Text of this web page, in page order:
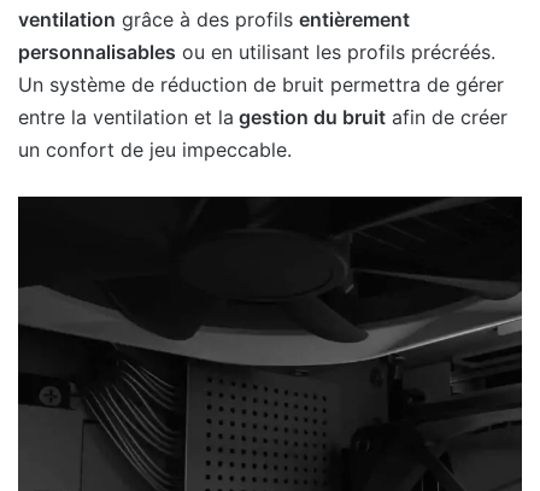
ventilation grâce à des profils entièrement
personnalisables ou en utilisant les profils précréés.
Un système de réduction de bruit permettra de gérer
entre la ventilation et la gestion du bruit afin de créer
un confort de jeu impeccable.